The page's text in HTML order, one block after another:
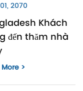
2070
Khách
đến thăm nhà
>